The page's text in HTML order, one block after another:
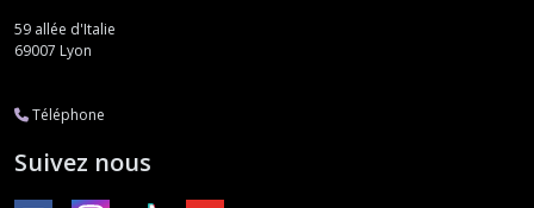
59 allée d'Italie
69007 Lyon
Téléphone
Suivez nous